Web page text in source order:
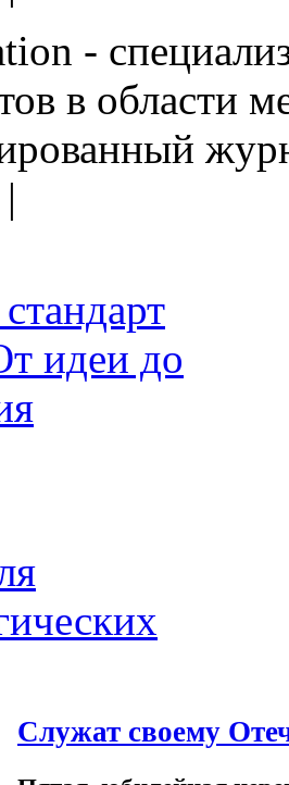
-
в области
Служат своему